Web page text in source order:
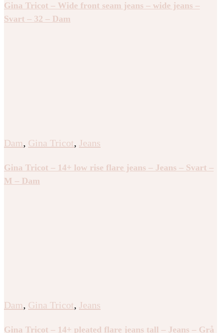
Gina Tricot – Wide front seam jeans – wide jeans –
Svart – 32 – Dam
Dam, Gina Tricot, Jeans
Gina Tricot – 14+ low rise flare jeans – Jeans – Svart –
M – Dam
Dam, Gina Tricot, Jeans
Gina Tricot – 14+ pleated flare jeans tall – Jeans – Grå